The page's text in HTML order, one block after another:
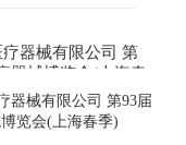
疗器械有限公司 第
器械博览会(上海春
器械有限公司 第93届
览会(上海春季)